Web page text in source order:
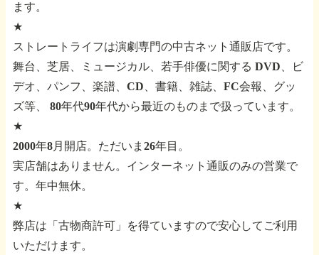
ます。
★
ストレートライフは演劇専門の中古ネット通販店です。
舞台、芝居、ミュージカル、若手俳優に関する DVD、ビ
デオ、パンフ、楽譜、CD、書籍、雑誌、FC会報、グッ
ズ等、
80年代90年代から最近のものまで扱っています。
★
2000年8月開店。ただいま26年目。
実店舗はありません。インターネット通販のみの営業で
す。年中無休。
★
弊店は「古物商許可」を得ていますので安心してご利用
いただけます。